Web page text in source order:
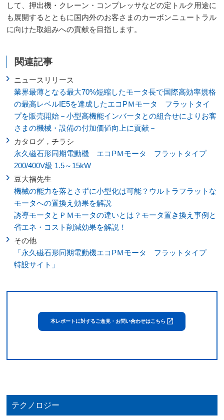
して、押出機・クレーン・コンプレッサなどの定トルク用途に
も展開するとともに国内外のお客さまのカーボンニュートラル
に向けた取組みへの貢献を目指します。
関連記事
ニュースリリース
業界最薄となる最大70%短縮したモータ長で国際高効率規格
の最高レベルIE5を達成したエコPＭモータ フラットタイ
プを販売開始－小型高機能インバータとの組合せによりお客
さまの機械・設備の付加価値向上に貢献－
カタログ，チラシ
永久磁石形同期電動機 エコPＭモータ フラットタイプ
200/400V級 1.5～15kW
豆大福先生
機械の能力を落とさずに小型化は可能？ウルトラフラットな
モータへの置換え効果を解説
誘導モータとＰＭモータの違いとは？モータ置き換え事例と
省エネ・コスト削減効果を解説！
その他
「永久磁石形同期電動機エコPＭモータ フラットタイプ
特設サイト」
本レポートに対するご意見・お問い合わせはこちら
テクノロジー